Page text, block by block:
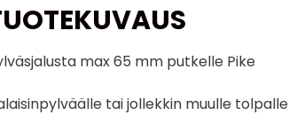
max 65 mm putkelle Pike
tai jollekkin muulle tolpalle